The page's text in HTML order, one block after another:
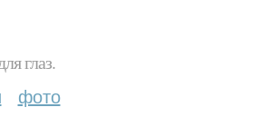
глаз.
фото